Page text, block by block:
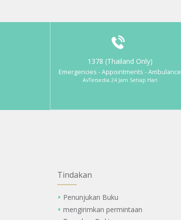
1378 (Thailand Only)
Emergencies - Appointments - Ambulance
AvTersedia 24 Jam Setiap Hari
Tindakan
Penunjukan Buku
mengirimkan permintaan